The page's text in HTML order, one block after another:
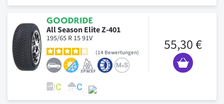
All Season Elite Z-401
195/65 R 15 91V
14 Bewertungen 55,30 €